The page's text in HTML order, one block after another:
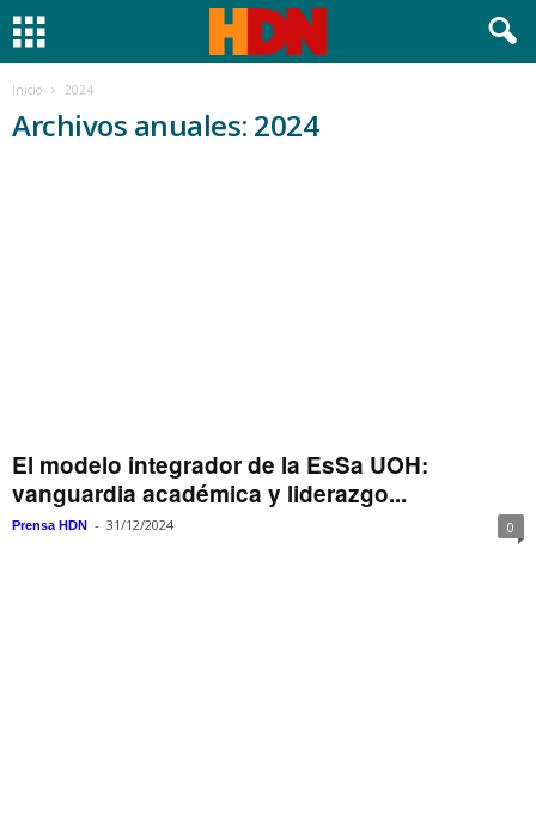
Inicio 2024
Archivos anuales: 2024
El modelo integrador de la EsSa UOH:
vanguardia académica y liderazgo...
Prensa HDN - 31/12/2024 0